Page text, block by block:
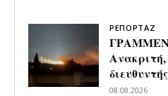
ΡΕΠΟΡΤΑΖ
08.08.2026